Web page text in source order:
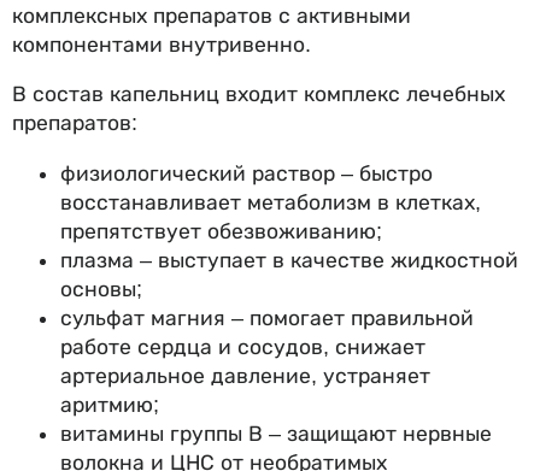
комплексных препаратов с активными
компонентами внутривенно.
В состав капельниц входит комплекс лечебных
препаратов:
физиологический раствор – быстро
восстанавливает метаболизм в клетках,
препятствует обезвоживанию;
плазма – выступает в качестве жидкостной
основы;
сульфат магния – помогает правильной
работе сердца и сосудов, снижает
артериальное давление, устраняет
аритмию;
витамины группы В – защищают нервные
волокна и ЦНС от необратимых